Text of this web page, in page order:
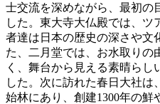
士交流を深めながら、最初の
した。東大寺大仏殿では、ツ
者達は日本の歴史の深さや文
た、二月堂では、お水取りの
く、舞台から見える素晴らし
した。次に訪れた春日大社
始林にあり、創建1300年の